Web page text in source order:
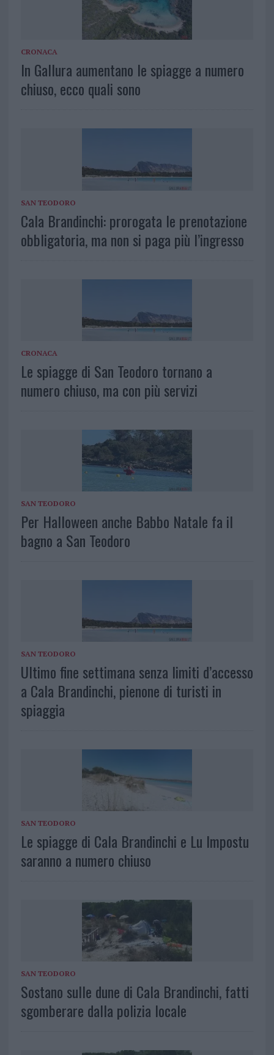
CRONACA
In Gallura aumentano le spiagge a numero
chiuso, ecco quali sono
SAN TEODORO
Cala Brandinchi: prorogata le prenotazione
obbligatoria, ma non si paga più l’ingresso
CRONACA
Le spiagge di San Teodoro tornano a
numero chiuso, ma con più servizi
SAN TEODORO
Per Halloween anche Babbo Natale fa il
bagno a San Teodoro
SAN TEODORO
Ultimo fine settimana senza limiti d’accesso
a Cala Brandinchi, pienone di turisti in
spiaggia
SAN TEODORO
Le spiagge di Cala Brandinchi e Lu Impostu
saranno a numero chiuso
SAN TEODORO
Sostano sulle dune di Cala Brandinchi, fatti
sgomberare dalla polizia locale